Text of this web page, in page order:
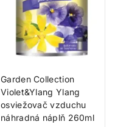
Garden Collection
Violet&Ylang Ylang
osviežovač vzduchu
náhradná náplň 260ml